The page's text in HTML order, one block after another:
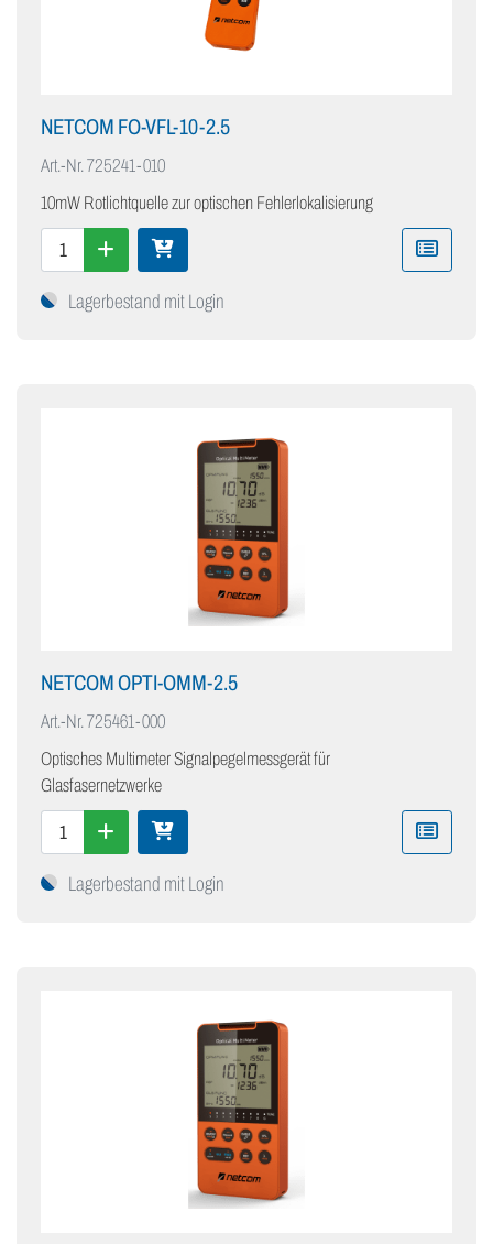
NETCOM FO-VFL-10-2.5
Art.-Nr.725241-010
10mW Rotlichtquelle zur optischen Fehlerlokalisierung
Lagerbestand mit Login
NETCOM OPTI-OMM-2.5
Art.-Nr.725461-000
Optisches Multimeter Signalpegelmessgerät für
Glasfasernetzwerke
Lagerbestand mit Login